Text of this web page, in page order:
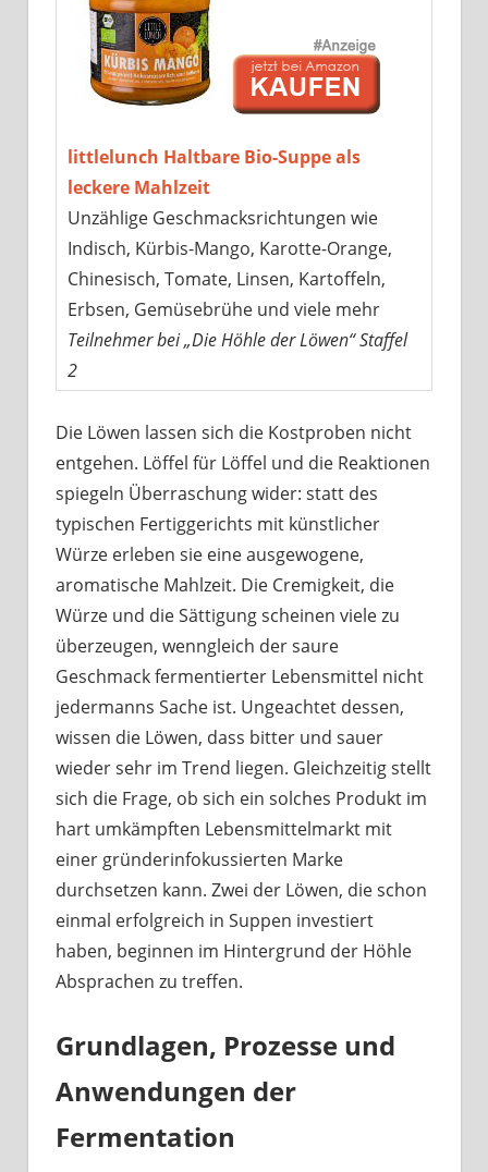
littlelunch Haltbare Bio-Suppe als
leckere Mahlzeit
Unzählige Geschmacksrichtungen wie
Indisch, Kürbis-Mango, Karotte-Orange,
Chinesisch, Tomate, Linsen, Kartoffeln,
Erbsen, Gemüsebrühe und viele mehr
Teilnehmer bei „Die Höhle der Löwen“ Staffel
2
Die Löwen lassen sich die Kostproben nicht
entgehen. Löffel für Löffel und die Reaktionen
spiegeln Überraschung wider: statt des
typischen Fertiggerichts mit künstlicher
Würze erleben sie eine ausgewogene,
aromatische Mahlzeit. Die Cremigkeit, die
Würze und die Sättigung scheinen viele zu
überzeugen, wenngleich der saure
Geschmack fermentierter Lebensmittel nicht
jedermanns Sache ist. Ungeachtet dessen,
wissen die Löwen, dass bitter und sauer
wieder sehr im Trend liegen. Gleichzeitig stellt
sich die Frage, ob sich ein solches Produkt im
hart umkämpften Lebensmittelmarkt mit
einer gründerinfokussierten Marke
durchsetzen kann. Zwei der Löwen, die schon
einmal erfolgreich in Suppen investiert
haben, beginnen im Hintergrund der Höhle
Absprachen zu treffen.
Grundlagen, Prozesse und
Anwendungen der
Fermentation